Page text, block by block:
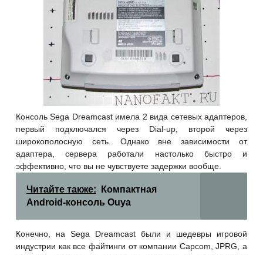
Консоль Sega Dreamcast имела 2 вида сетевых адаптеров,
первый подключался через Dial-up, второй через
широкополосную сеть. Однако вне зависимости от
адаптера, сервера работали настолько быстро и
эффективно, что вы не чувствуете задержки вообще.
Читайте также:
Компактная
Android-консоль Ouya
Конечно, на Sega Dreamcast были и шедевры игровой
индустрии как все файтинги от компании Capcom, JPRG, а